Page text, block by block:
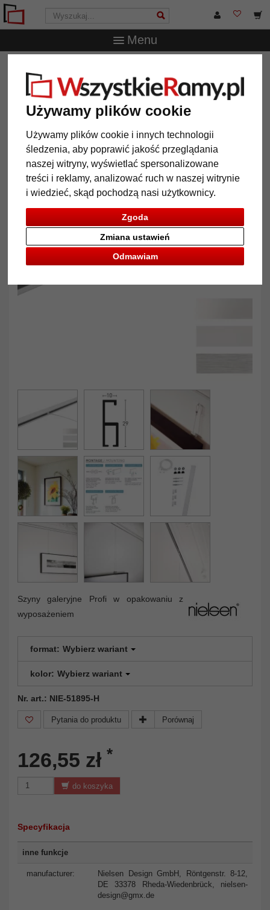
Używamy plików cookie
Używamy plików cookie i innych technologii
śledzenia, aby poprawić jakość przeglądania
naszej witryny, wyświetlać spersonalizowane
treści i reklamy, analizować ruch w naszej witrynie
i wiedzieć, skąd pochodzą nasi użytkownicy.
Zgoda
Odmawiam
Zmiana ustawień
Menu
galeryjne Profi Z akcesoriami
Szyny galeryjne Profi Z
akcesoriami
Powrót
Szyny galeryjne Profi w opakowaniu z
wyposażeniem
format: Wybierz wariant
kolor: Wybierz wariant
Nr. art.: NIE-51895-H
Pytania do produktu Porównaj
126,55 zł *
do koszyka
Specyfikacja
inne funkcje
manufacturer:
Nielsen Design GmbH, Röntgenstr. 8-12,
DE 33378 Rheda-Wiedenbrück, nielsen-
design@gmx.de